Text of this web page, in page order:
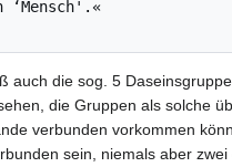
auch die sog. 5
die Gruppen als solche
verbunden vorkommen
sein, niemals aber